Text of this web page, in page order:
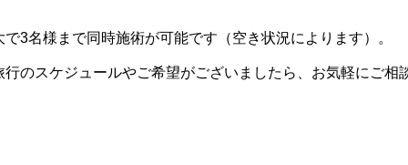
で3名様まで同時施術が可能です（空き状況によります）。
行のスケジュールやご希望がございましたら、お気軽にご相